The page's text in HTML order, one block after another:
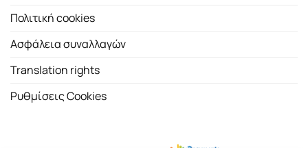
Πολιτική cookies
Ασφάλεια συναλλαγών
Translation rights
Ρυθμίσεις Cookies